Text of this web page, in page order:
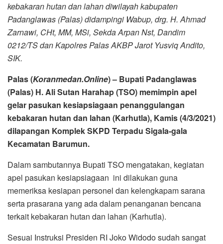
kebakaran hutan dan lahan diwilayah kabupaten
Padanglawas (Palas) didampingi Wabup, drg. H. Ahmad
Zarnawi, CHt, MM, MSi, Sekda Arpan Nst, Dandim
0212/TS dan Kapolres Palas AKBP Jarot Yusviq Andito,
SIK.
Palas (Koranmedan.Online) – Bupati Padanglawas
(Palas) H. Ali Sutan Harahap (TSO) memimpin apel
gelar pasukan kesiapsiagaan penanggulangan
kebakaran hutan dan lahan (Karhutla), Kamis (4/3/2021)
dilapangan Komplek SKPD Terpadu Sigala-gala
Kecamatan Barumun.
Dalam sambutannya Bupati TSO mengatakan, kegiatan
apel pasukan kesiapsiagaan ini dilakukan guna
memeriksa kesiapan personel dan kelengkapam sarana
serta prasarana yang ada dalam penanganan bencana
terkait kebakaran hutan dan lahan (Karhutla).
Sesuai Instruksi Presiden RI Joko Widodo sudah sangat